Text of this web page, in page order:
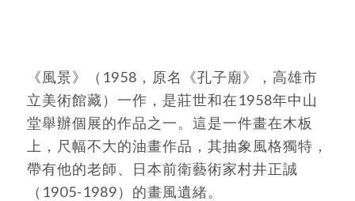
《風景》（1958，原名《孔子廟》，高雄市
立美術館藏）一作，是莊世和在1958年中山
堂舉辦個展的作品之一。這是一件畫在木板
上，尺幅不大的油畫作品，其抽象風格獨特，
帶有他的老師、日本前衛藝術家村井正誠
（1905-1989）的畫風遺緒。